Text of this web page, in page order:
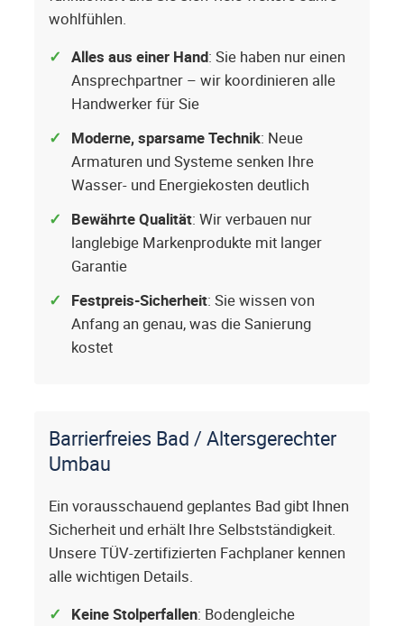
wohlfühlen.
Alles aus einer Hand: Sie haben nur einen
Ansprechpartner – wir koordinieren alle
Handwerker für Sie
Moderne, sparsame Technik: Neue
Armaturen und Systeme senken Ihre
Wasser- und Energiekosten deutlich
Bewährte Qualität: Wir verbauen nur
langlebige Markenprodukte mit langer
Garantie
Festpreis-Sicherheit: Sie wissen von
Anfang an genau, was die Sanierung
kostet
Barrierfreies Bad / Altersgerechter
Umbau
Ein vorausschauend geplantes Bad gibt Ihnen
Sicherheit und erhält Ihre Selbstständigkeit.
Unsere TÜV-zertifizierten Fachplaner kennen
alle wichtigen Details.
Keine Stolperfallen: Bodengleiche